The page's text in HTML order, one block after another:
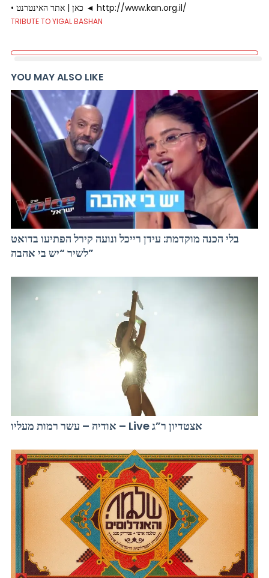
• כאן | אתר האינטרנט ◄ http://www.kan.org.il/
TRIBUTE TO YIGAL BASHAN
YOU MAY ALSO LIKE
בלי הכנה מוקדמת: עידן רייכל ונועה קירל הפתיעו בדואט
לשיר “יש בי אהבה”
אודיה – עשר רמות מעליו – Live אצטדיון ר”ג